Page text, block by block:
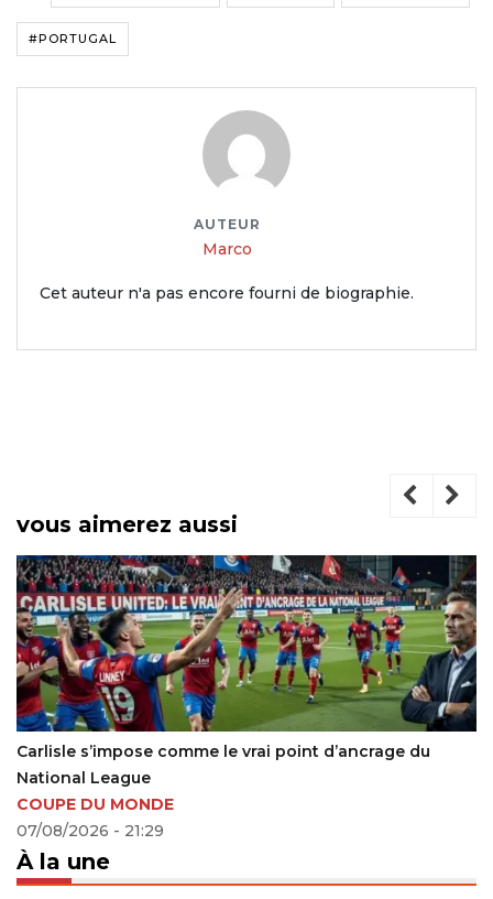
#PORTUGAL
AUTEUR
Marco
Cet auteur n'a pas encore fourni de biographie.
vous aimerez aussi
s’impose comme le vrai point d’ancrage du
League
DU MONDE
- 21:29
À la une